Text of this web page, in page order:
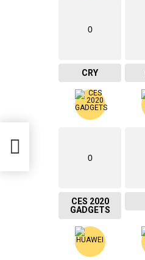
0
CRY
0
CES 2020
GADGETS